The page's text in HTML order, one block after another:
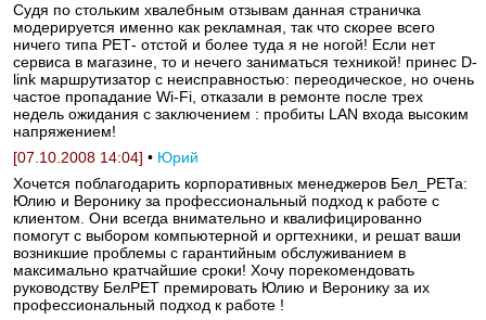
Судя по стольким хвалебным отзывам данная страничка
модерируется именно как рекламная, так что скорее всего
ничего типа РЕТ- отстой и более туда я не ногой! Если нет
сервиса в магазине, то и нечего заниматься техникой! принес D-
link маршрутизатор с неисправностью: переодическое, но очень
частое пропадание Wi-Fi, отказали в ремонте после трех
недель ожидания с заключением : пробиты LAN входа высоким
напряжением!
[07.10.2008 14:04] • Юрий
Хочется поблагодарить корпоративных менеджеров Бел_РЕТа:
Юлию и Веронику за профессиональный подход к работе с
клиентом. Они всегда внимательно и квалифицированно
помогут с выбором компьютерной и оргтехники, и решат ваши
возникшие проблемы с гарантийным обслуживанием в
максимально кратчайшие сроки! Хочу порекомендовать
руководству БелРЕТ премировать Юлию и Веронику за их
профессиональный подход к работе !